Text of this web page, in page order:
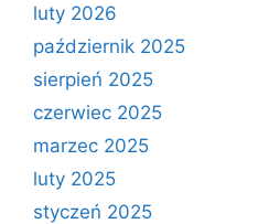
luty 2026
październik 2025
sierpień 2025
czerwiec 2025
marzec 2025
luty 2025
styczeń 2025